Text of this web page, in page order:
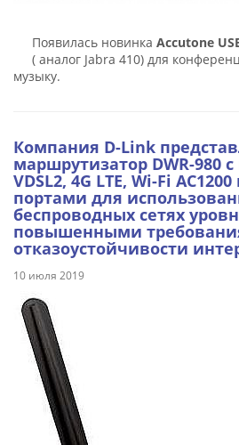
Появилась новинка Accutone
( аналог Jabra 410) для
музыку.
Компания D-Link
маршрутизатор DWR-980
VDSL2, 4G LTE, Wi-Fi
портами для
беспроводных сетях
повышенными
отказоустойчивости
10 июля 2019